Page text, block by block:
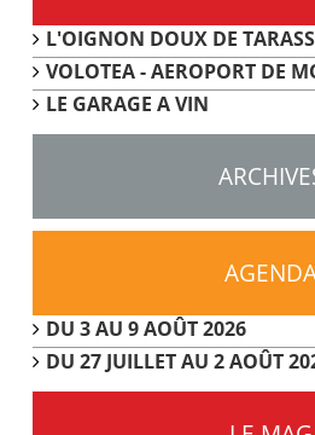
L'OIGNON DOUX DE
VOLOTEA - AEROPORT DE
LE GARAGE A VIN
DU 3 AU 9 AOÛT 2026
DU 27 JUILLET AU 2 AOÛT